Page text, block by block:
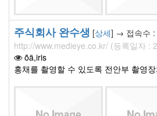
주식회사 완수생 [상세] → 접속수 :
http://www.medieye.co.kr/ (등록일자 :
ȫä,iris
홍채를 촬영할 수 있도록 전안부 촬영